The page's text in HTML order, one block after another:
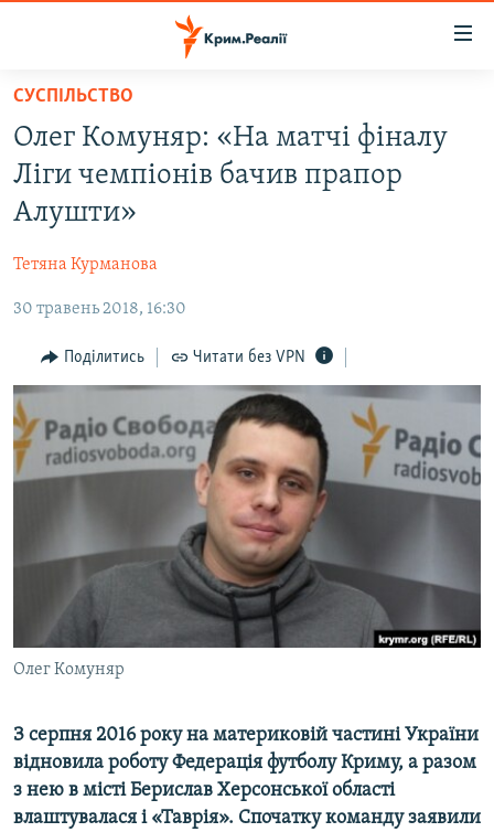
Перейти
основного
матеріалу
Перейти
до
основної
Перейти
пошуку
ВІДЕО ТА ФОТО
БЛОГИ
ПОГЛЯД
ІНТЕРВ'Ю
ВСЕ ЗА ДЕНЬ
СПЕЦПРОЕКТИ
ДЕПОРТАЦІЯ
СВІДЧЕННЯ ОКУПАЦІЇ
УКРАЇНСЬКА ПРОБЛЕМА КРИМУ
ЯК ОБІЙТИ БЛОКУВАННЯ
Qırımtatar
Усі сайти RFE/RL
СУСПІЛЬСТВО
Олег Комуняр: «На матчі фіналу
Ліги чемпіонів бачив прапор
Алушти»
Тетяна Курманова
30 травень 2018, 16:30
Поділитись Читати без VPN
Олег Комуняр
З серпня 2016 року на материковій частині України
відновила роботу Федерація футболу Криму, а разом
з нею в місті Берислав Херсонської області
влаштувалася і «Таврія». Спочатку команду заявили